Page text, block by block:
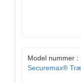
Model nummer :
Securemax®